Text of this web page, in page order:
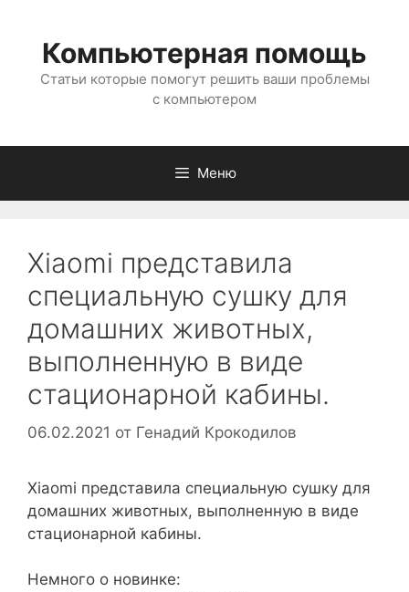
содержимому
Компьютерная помощь
Статьи которые помогут решить ваши проблемы
с компьютером
Меню
Xiaomi представила
специальную сушку для
домашних животных,
выполненную в виде
стационарной кабины.
06.02.2021 от Генадий Крокодилов
Xiaomi представила специальную сушку для
домашних животных, выполненную в виде
стационарной кабины.
Немного о новинке: